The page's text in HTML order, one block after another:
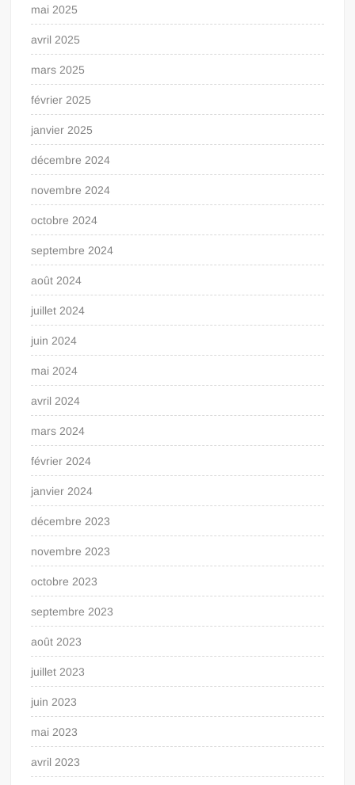
mai 2025
avril 2025
mars 2025
février 2025
janvier 2025
décembre 2024
novembre 2024
octobre 2024
septembre 2024
août 2024
juillet 2024
juin 2024
mai 2024
avril 2024
mars 2024
février 2024
janvier 2024
décembre 2023
novembre 2023
octobre 2023
septembre 2023
août 2023
juillet 2023
juin 2023
mai 2023
avril 2023